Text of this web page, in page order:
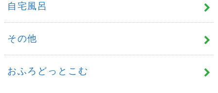
自宅風呂
その他
おふろどっとこむ